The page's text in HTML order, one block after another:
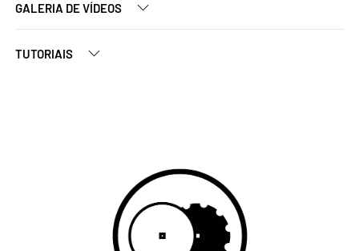
GALERIA DE VÍDEOS
TUTORIAIS